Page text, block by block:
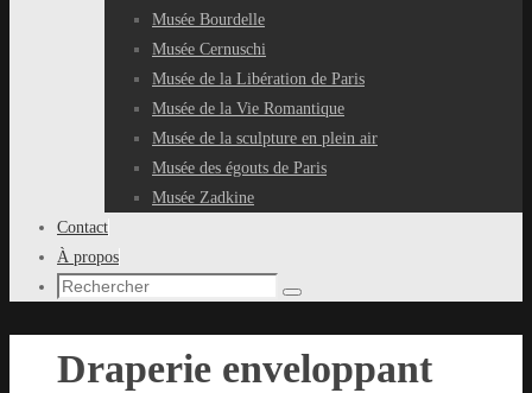
Musée Bourdelle
Musée Cernuschi
Musée de la Libération de Paris
Musée de la Vie Romantique
Musée de la sculpture en plein air
Musée des égouts de Paris
Musée Zadkine
Contact
À propos
Recherche
Rechercher
Draperie enveloppant